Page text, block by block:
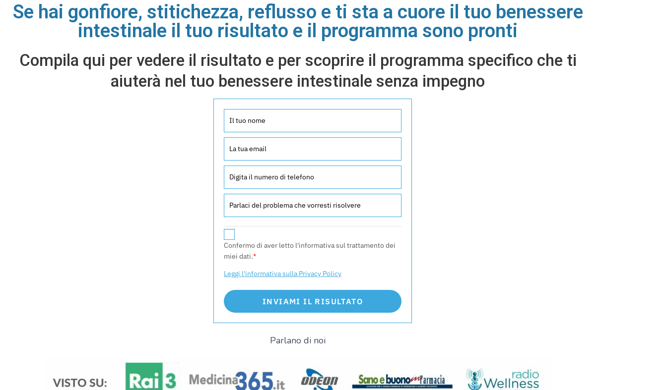
Se hai gonfiore, stitichezza, reflusso e ti sta a cuore il tuo benessere
intestinale il tuo risultato e il programma sono pronti
Compila qui per vedere il risultato e per scoprire il programma specifico che ti
aiuterà nel tuo benessere intestinale senza impegno
Confermo di aver letto l'informativa sul trattamento dei
miei dati.*
Leggi l'informativa sulla Privacy Policy
INVIAMI IL RISULTATO
Parlano di noi